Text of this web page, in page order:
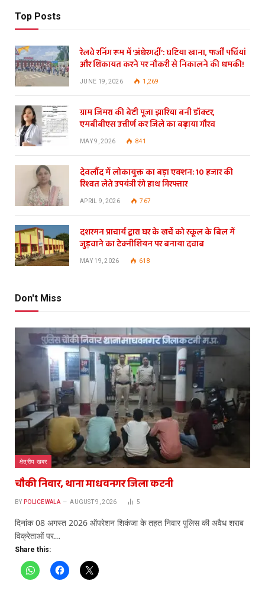
Top Posts
रेलवे रनिंग रूम में ‘अंधेरगर्दी’: घटिया खाना, फर्जी पर्चियां
और शिकायत करने पर नौकरी से निकालने की धमकी!
JUNE 19, 2026 1,269
ग्राम जिमरा की बेटी पूजा झारिया बनी डॉक्टर,
एमबीबीएस उत्तीर्ण कर जिले का बढ़ाया गौरव
MAY 9, 2026 841
देवलौंद में लोकायुक्त का बड़ा एक्शन: 10 हजार की
रिश्वत लेते उपयंत्री रंगे हाथ गिरफ्तार
APRIL 9, 2026 767
दशरमन प्राचार्य द्वारा घर के खर्चे को स्कूल के बिल में
जुड़वाने का टेक्नीशियन पर बनाया दवाब
MAY 19, 2026 618
Don't Miss
क्षेत्रीय खबर
चौकी निवार, थाना माधवनगर जिला कटनी
BY POLICEWALA AUGUST 9, 2026 5
दिनांक 08 अगस्त 2026 ऑपरेशन शिकंजा के तहत निवार पुलिस की अवैध शराब
विक्रेताओं पर…
Share this: